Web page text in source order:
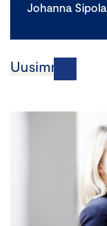
Johanna Sipola
Uusimmat